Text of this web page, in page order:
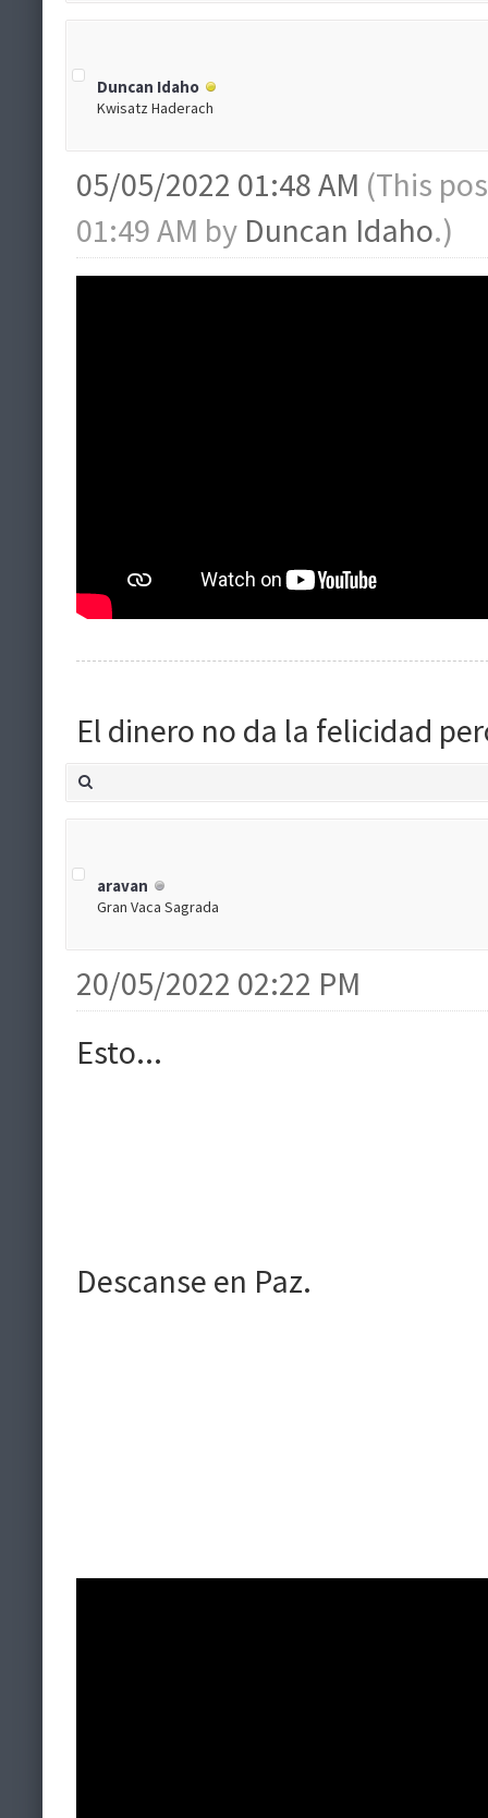
Duncan Idaho
Kwisatz Haderach
05/05/2022 01:48 AM (This
01:49 AM by Duncan Idaho.)
El dinero no da la felicidad
aravan
Gran Vaca Sagrada
20/05/2022 02:22 PM
Esto...
Descanse en Paz.